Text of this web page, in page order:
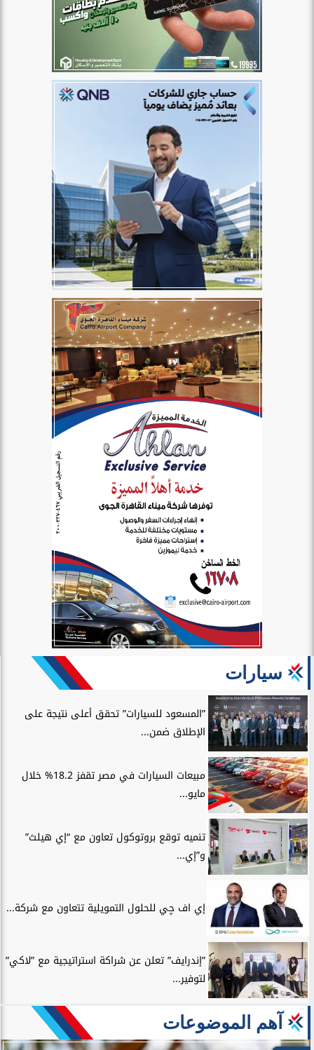
سيارات
”المسعود للسيارات” تحقق أعلى نتيجة على
الإطلاق ضمن...
مبيعات السيارات في مصر تقفز 18.2% خلال
مايو...
تنميه توقع بروتوكول تعاون مع “إي هيلث”
و”إي...
إي اف چي للحلول التمويلية تتعاون مع شركة...
”إندرايف” تعلن عن شراكة استراتيجية مع ”لاكي”
لتوفير...
آهم الموضوعات